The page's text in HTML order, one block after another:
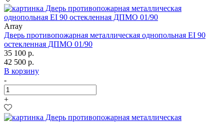
Array
Дверь противопожарная металлическая однопольная EI 90
остекленная ДПМО 01/90
35 100 р.
42 500 р.
В корзину
-
+